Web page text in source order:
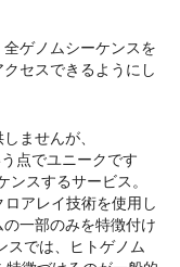
ゲノムシーケンスを
セスできるようにし
ませんが、
点でユニークです
ンスするサービス。
ロアレイ技術を使用し
一部のみを特徴付け
スでは、ヒトゲノム